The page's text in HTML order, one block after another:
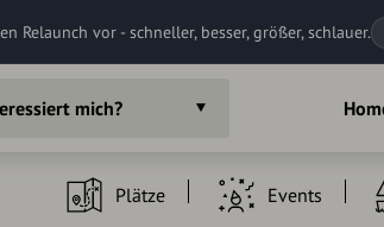
Relaunch vor - schneller, besser, größer, schlauer.
mich?
Plätze Events